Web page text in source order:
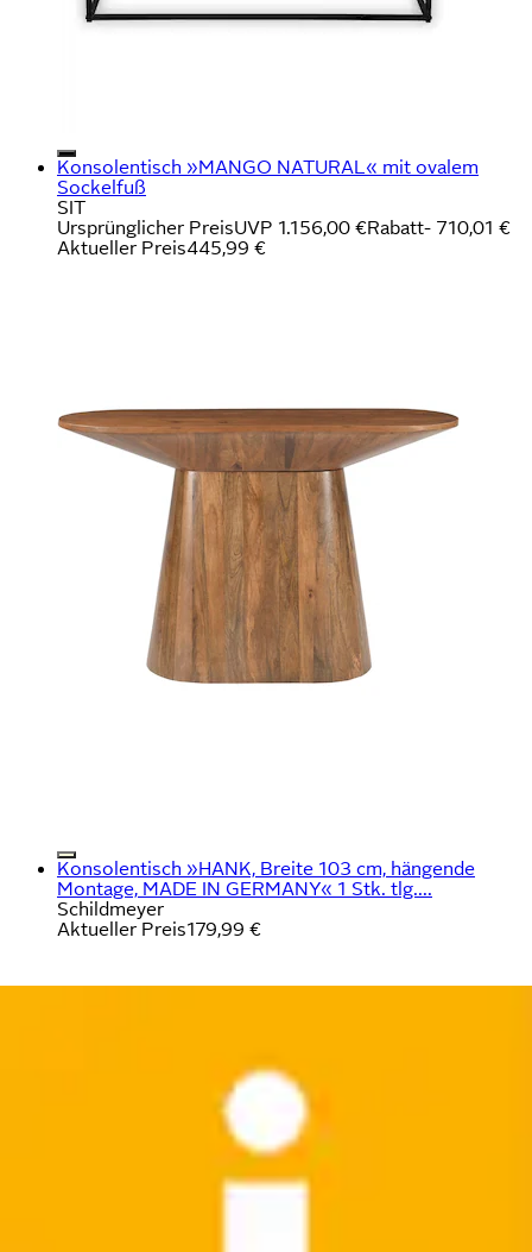
Konsolentisch »MANGO NATURAL« mit ovalem
Sockelfuß
SIT
Ursprünglicher PreisUVP 1.156,00 €Rabatt- 710,01 €
Aktueller Preis445,99 €
Konsolentisch »HANK, Breite 103 cm, hängende
Montage, MADE IN GERMANY« 1 Stk. tlg....
Schildmeyer
Aktueller Preis179,99 €